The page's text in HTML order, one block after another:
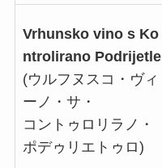
Vrhunsko vino s Ko
ntrolirano Podrijetle
(ウルフヌスコ・ヴィ
ーノ・サ・
コントゥロリラノ・
ポデゥリエトゥロ)